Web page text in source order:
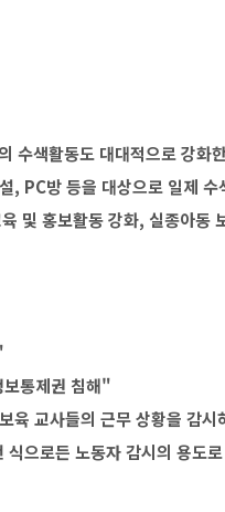
수색활동도 대대적으로 강
, PC방 등을 대상으로 일제
및 홍보활동 강화, 실종아동
통제권 침해"
육 교사들의 근무 상황을 감
식으로든 노동자 감시의 용도